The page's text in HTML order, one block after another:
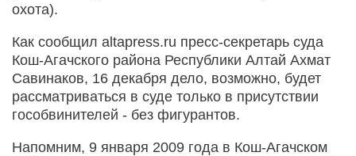
охота).
Как сообщил altapress.ru пресс-секретарь суда
Кош-Агачского района Республики Алтай Ахмат
Савинаков, 16 декабря дело, возможно, будет
рассматриваться в суде только в присутствии
гособвинителей - без фигурантов.
Напомним, 9 января 2009 года в Кош-Агачском